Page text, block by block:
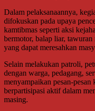
Dalam pelaksanaannya,
difokuskan pada upaya
kamtibmas seperti aksi
bermotor, balap liar,
yang dapat meresahkan
Selain melakukan patroli,
dengan warga, pedagang,
menyampaikan pesan-
berpartisipasi aktif dalam
masing.